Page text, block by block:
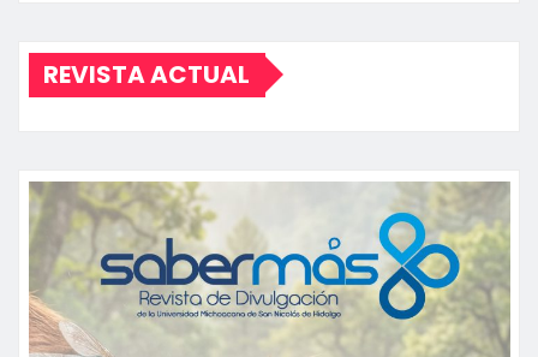
REVISTA ACTUAL